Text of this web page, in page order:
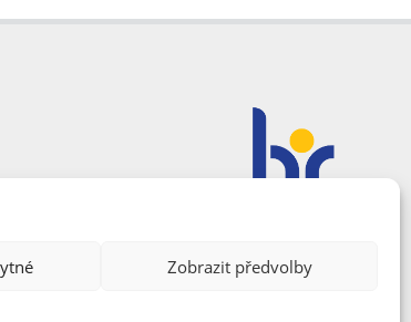
Zobrazit předvolby